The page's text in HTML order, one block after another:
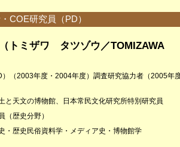
COE研究員（PD）
トミザワ タツゾウ／TOMIZAWA
）（2003年度・2004年度）調査研究協力者（2005年
と天文の博物館、日本常民文化研究所特別研究員
（歴史分野）
・歴史民俗資料学・メディア史・博物館学